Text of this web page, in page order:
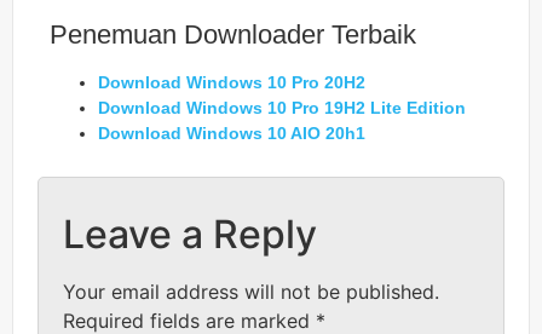
Penemuan Downloader Terbaik
Download Windows 10 Pro 20H2
Download Windows 10 Pro 19H2 Lite Edition
Download Windows 10 AIO 20h1
Leave a Reply
Your email address will not be published.
Required fields are marked *